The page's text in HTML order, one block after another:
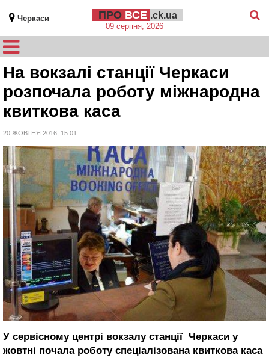
Черкаси ПРО ВСЕ .ck.ua
09 серпня, 2026
На вокзалі станції Черкаси
розпочала роботу міжнародна
квиткова каса
20 ЖОВТНЯ 2016, 15:01
У сервісному центрі вокзалу станції Черкаси у
жовтні почала роботу спеціалізована квиткова каса